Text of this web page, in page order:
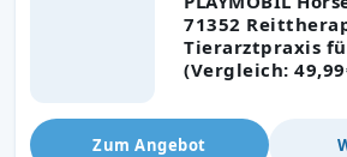
71352
Tierarztpraxis
(Vergleich:
Zum Angebot